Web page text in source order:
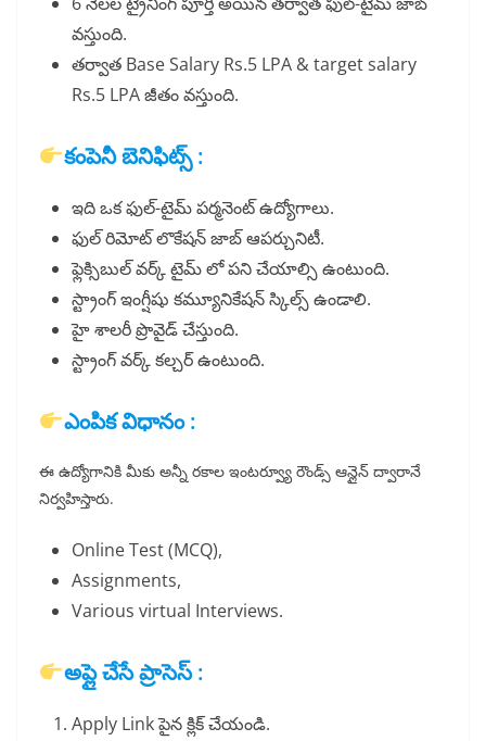
వస్తుంది.
తర్వాత Base Salary Rs.5 LPA & target salary
Rs.5 LPA జీతం వస్తుంది.
కంపెనీ బెనిఫిట్స్ :
ఇది ఒక ఫుల్-టైమ్ పర్మనెంట్ ఉద్యోగాలు.
ఫుల్ రిమోట్ లొకేషన్ జాబ్ ఆపర్చునిటీ.
ఫ్లెక్సిబుల్ వర్క్ టైమ్ లో పని చేయాల్సి ఉంటుంది.
స్ట్రాంగ్ ఇంగ్షీషు కమ్యూనికేషన్ స్కిల్స్ ఉండాలి.
హై శాలరీ ప్రొవైడ్ చేస్తుంది.
స్ట్రాంగ్ వర్క్ కల్చర్ ఉంటుంది.
ఎంపిక విధానం :
ఈ ఉద్యోగానికి మీకు అన్నీ రకాల ఇంటర్వ్యూ రౌండ్స్ ఆన్లైన్ ద్వారానే
నిర్వహిస్తారు.
Online Test (MCQ),
Assignments,
Various virtual Interviews.
అప్లై చేసే ప్రాసెస్ :
Apply Link పైన క్లిక్ చేయండి.